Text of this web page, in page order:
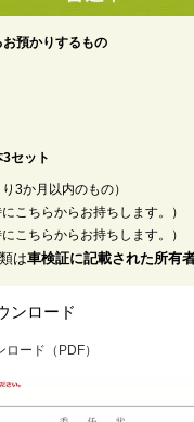
預かりするもの
セット
り3か月以内のもの）
こちらからお持ちします。）
こちらからお持ちします。）
は車検証に記載された所有
ンロード
ード（PDF）